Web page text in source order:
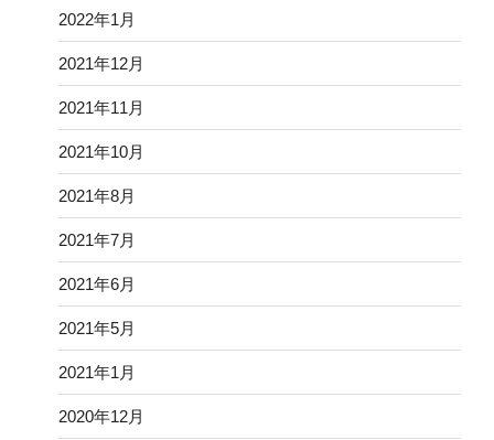
2022年1月
2021年12月
2021年11月
2021年10月
2021年8月
2021年7月
2021年6月
2021年5月
2021年1月
2020年12月